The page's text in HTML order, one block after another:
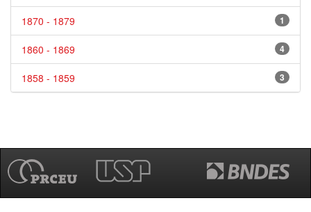
1
1870 - 1879
4
1860 - 1869
3
1858 - 1859